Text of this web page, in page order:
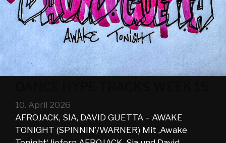
10. April 2026
AFROJACK, SIA, DAVID GUETTA – AWAKE
TONIGHT (SPINNIN’/WARNER) Mit ‚Awake